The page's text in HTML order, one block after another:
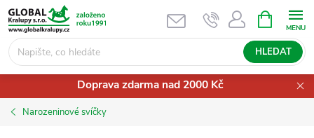
Přejít
na
obsah
HLEDAT
NÁKUPNÍ
KOŠÍK
Doprava zdarma nad 2000 Kč
Narozeninové svíčky